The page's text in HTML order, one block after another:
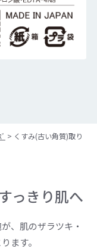
> くすみ(古い角質)取り
っきり肌へ
、肌のザラツキ・
ます。